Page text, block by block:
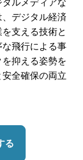
ルメディアな
デジタル経済
支える技術と
飛行による事
抑える姿勢を
全確保の両立